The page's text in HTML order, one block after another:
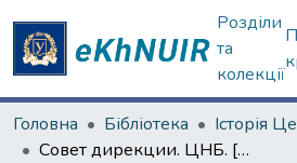
Розділи
та
колекції
Головна Бібліотека
Совет дирекции. ЦНБ. [1970]